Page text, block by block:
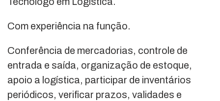
Com experiência na função.
Conferência de mercadorias, controle de
entrada e saída, organização de estoque,
apoio a logística, participar de inventários
periódicos, verificar prazos, validades e